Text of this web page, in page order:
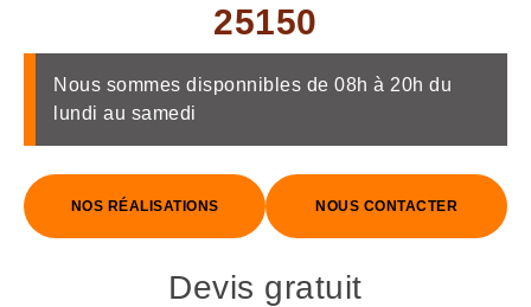
25150
Nous sommes disponnibles de 08h à 20h du
lundi au samedi
NOS RÉALISATIONS NOUS CONTACTER
Devis gratuit